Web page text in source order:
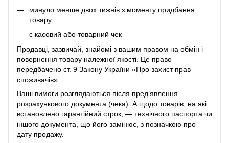
минуло менше двох тижнів з моменту придбання
товару
є касовий або товарний чек
Продавці, зазвичай, знайомі з вашим правом на обмін і
повернення товару належної якості. Це право
передбачено ст. 9 Закону України «Про захист прав
споживачів».
Ваші вимоги розглядаються після пред’явлення
розрахункового документа (чека). А щодо товарів, на які
встановлено гарантійний строк, — технічного паспорта чи
іншого документа, що його замінює, з позначкою про
дату продажу.